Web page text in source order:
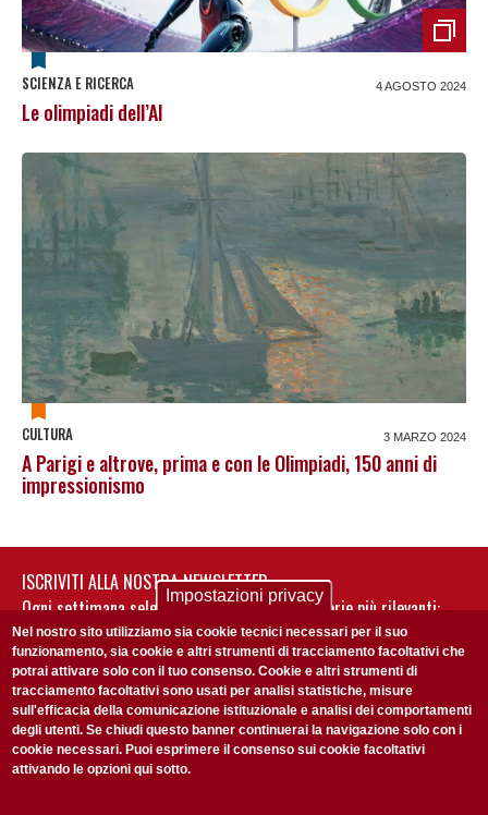
SCIENZA E RICERCA 4 AGOSTO 2024
Le olimpiadi dell’AI
CULTURA 3 MARZO 2024
A Parigi e altrove, prima e con le Olimpiadi, 150 anni di
impressionismo
ISCRIVITI ALLA NOSTRA NEWSLETTER
Ogni settimana selezioniamo per te nostre storie più rilevanti:
non perderti gli aggiornamenti della nostra newsletter
Accetto laPrivacy Policy
Impostazioni privacy
Nel nostro sito utilizziamo sia cookie tecnici necessari per il suo
funzionamento, sia cookie e altri strumenti di tracciamento facoltativi che
potrai attivare solo con il tuo consenso. Cookie e altri strumenti di
tracciamento facoltativi sono usati per analisi statistiche, misure
sull'efficacia della comunicazione istituzionale e analisi dei comportamenti
degli utenti. Se chiudi questo banner continuerai la navigazione solo con i
cookie necessari. Puoi esprimere il consenso sui cookie facoltativi
attivando le opzioni qui sotto.